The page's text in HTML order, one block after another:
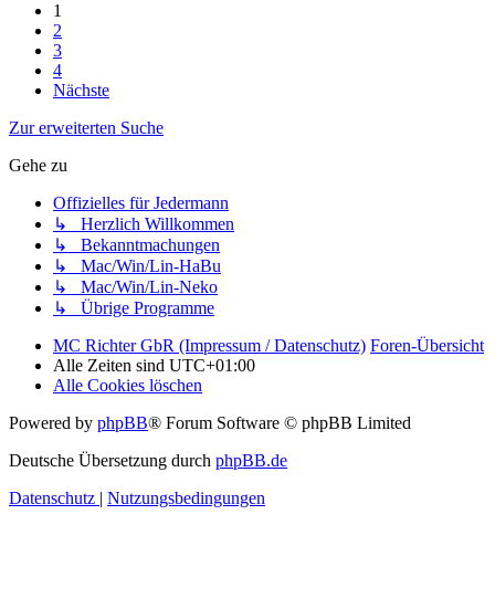
1
2
3
4
Nächste
Zur erweiterten Suche
Gehe zu
Offizielles für Jedermann
↳ Herzlich Willkommen
↳ Bekanntmachungen
↳ Mac/Win/Lin-HaBu
↳ Mac/Win/Lin-Neko
↳ Übrige Programme
MC Richter GbR (Impressum / Datenschutz) Foren-Übersicht
Alle Zeiten sind UTC+01:00
Alle Cookies löschen
Powered by phpBB® Forum Software © phpBB Limited
Deutsche Übersetzung durch phpBB.de
Datenschutz
Nutzungsbedingungen